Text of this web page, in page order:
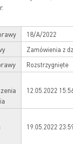
18/A/2022
Zamówienia z
Rozstrzygnięte
12.05.2022
19.05.2022